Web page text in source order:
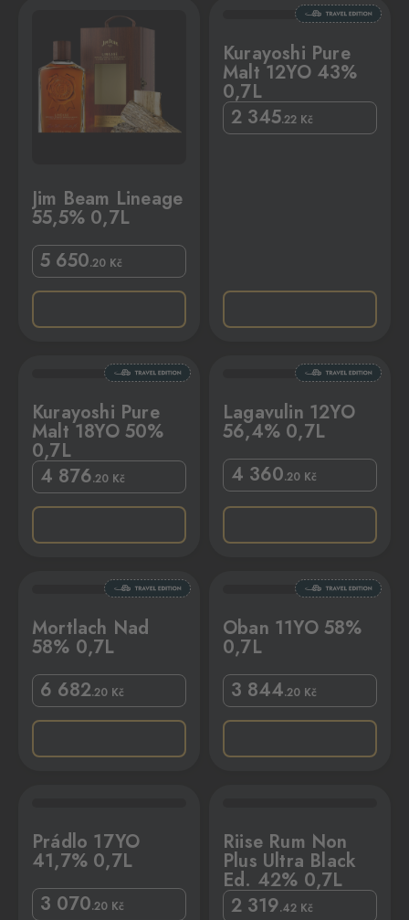
Jim Beam Lineage
55,5% 0,7L
5 650.20 Kč
Kurayoshi Pure
Malt 12YO 43%
0,7L
2 345.22 Kč
Kurayoshi Pure
Malt 18YO 50%
0,7L
4 876.20 Kč
Lagavulin 12YO
56,4% 0,7L
4 360.20 Kč
Lagavulin 12YO 56,4% 0,7L
Mortlach Nad
58% 0,7L
6 682.20 Kč
Oban 11YO 58%
0,7L
3 844.20 Kč
Oban 11YO 58% 0,7L
Prádlo 17YO
41,7% 0,7L
3 070.20 Kč
Riise Rum Non
Plus Ultra Black
Ed. 42% 0,7L
2 319.42 Kč